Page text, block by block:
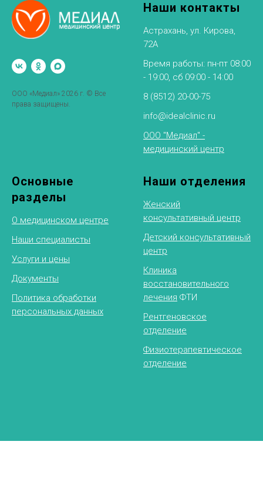
ООО «Медиал» 2026 г. © Все
права защищены.
Наши контакты
Астрахань, ул. Кирова,
72А
Время работы: пн-пт 08:00
- 19:00, сб 09:00 - 14:00
8 (8512) 20-00-75
info@idealclinic.ru
ООО "Медиал" -
медицинский центр
Основные
разделы
О медицинском центре
Наши специалисты
Услуги и цены
Документы
Политика обработки
персональных данных
Наши отделения
Женский
консультативный центр
Детский консультативный
центр
Клиника
восстановительного
лечения ФТИ
Рентгеновское
отделение
Физиотерапевтическое
отделение